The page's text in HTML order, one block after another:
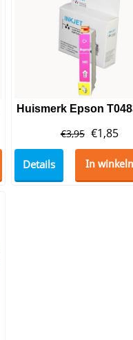
€3,95 €1,85
Details In